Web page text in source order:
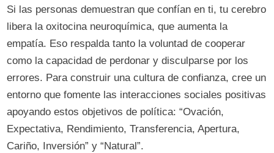
Si las personas demuestran que confían en ti, tu cerebro
libera la oxitocina neuroquímica, que aumenta la
empatía. Eso respalda tanto la voluntad de cooperar
como la capacidad de perdonar y disculparse por los
errores. Para construir una cultura de confianza, cree un
entorno que fomente las interacciones sociales positivas
apoyando estos objetivos de política: “Ovación,
Expectativa, Rendimiento, Transferencia, Apertura,
Cariño, Inversión” y “Natural”.